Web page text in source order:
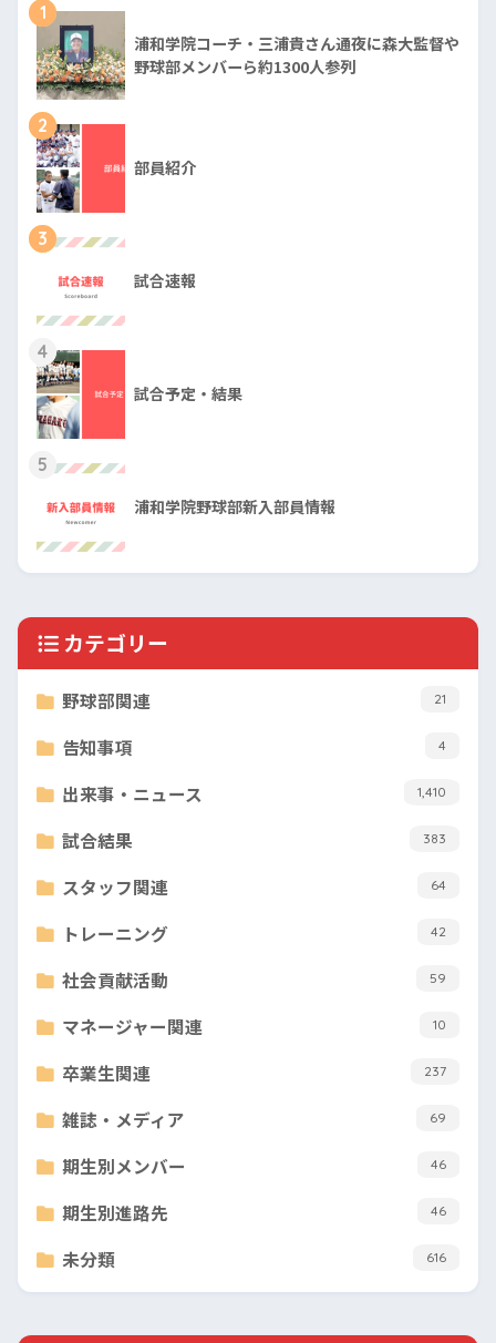
1
浦和学院コーチ・三浦貴さん通夜に森大監督や
野球部メンバーら約1300人参列
2
部員紹介
3
試合速報
4
試合予定・結果
5
浦和学院野球部新入部員情報
カテゴリー
野球部関連 21
告知事項 4
出来事・ニュース 1,410
試合結果 383
スタッフ関連 64
トレーニング 42
社会貢献活動 59
マネージャー関連 10
卒業生関連 237
雑誌・メディア 69
期生別メンバー 46
期生別進路先 46
未分類 616